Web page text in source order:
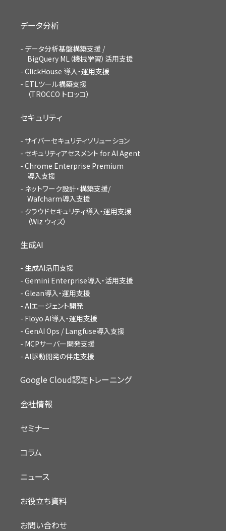
データ分析
データ分析基盤構築支援 /
BigQuery ML（機械学習）活用支援
ClickHouse 導入・運用支援
ETLツール構築支援
（TROCCO トロッコ）
セキュリティ
サイバーセキュリティソリューション
セキュリティアセスメント for AI Agent
Chrome Enterprise Premium
導入支援
ネットワーク設計・構築支援/
Wafcharm導入支援
クラウドセキュリティ導入・運用支援
（Wiz ウィズ）
生成AI
生成AI活用支援
Gemini Enterprise導入・活用支援
Glean導入・運用支援
AIエージェント開発
Floyo AI導入・運用支援
GenAI Ops / Langfuse導入支援
MCPサーバー開発支援
AI駆動開発の伴走支援
Google Cloud認定トレーニング
会社情報
セミナー
コラム
ニュース
お役立ち資料
お問い合わせ